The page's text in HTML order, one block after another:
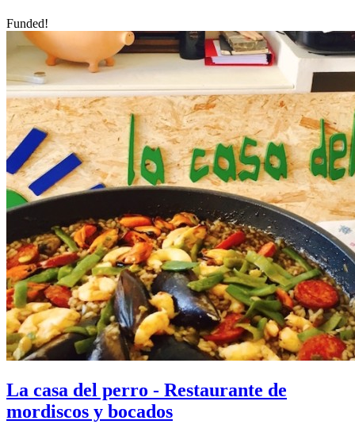
Funded!
La casa del perro - Restaurante de
mordiscos y bocados